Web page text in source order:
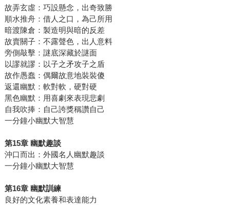
故弄玄虛：巧設懸念，出奇致勝
順水推舟：借人之口，為己所用
暗渡陳倉：製造明與暗的反差
故賣關子：不露聲色，出人意料
旁側敲擊：謎底深藏於謎面
以謬就謬：以子之矛攻子之盾
故作愚蠢：偶爾故意地裝裝傻
返還幽默：軟對軟，硬對硬
黑色幽默：用喜劇來表現悲劇
自我吹捧：自己誇獎稱讚自己
一分鐘小幽默大智慧
第15章 幽默趣談
沖口而出：外國名人幽默趣談
一分鐘小幽默大智慧
第16章 幽默訓練
良好的文化素養和表達能力